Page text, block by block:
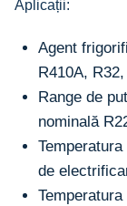
Aplicații:
Agent
R410A,
Range de
nominală
de